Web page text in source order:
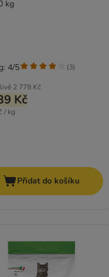
kg
2 778 Kč
Kč
/ kg
4/5 (3)
Přidat do košíku